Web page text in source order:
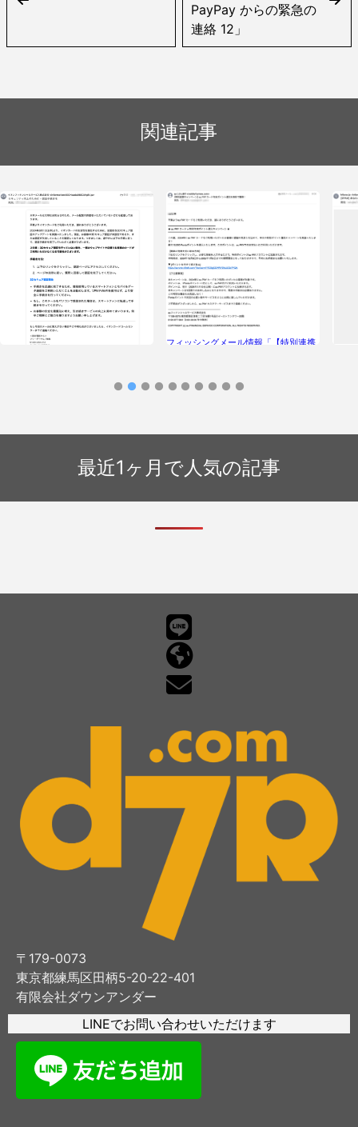
PayPay からの緊急の
連絡 12」
関連記事
ィ向上のために – 認証手続きを」
フィッシングメール情報「【特別連携
ント還元を無料で獲得！」
最近1ヶ月で人気の記事
〒179-0073
東京都練馬区田柄5-20-22-401
有限会社ダウンアンダー
LINEでお問い合わせいただけます